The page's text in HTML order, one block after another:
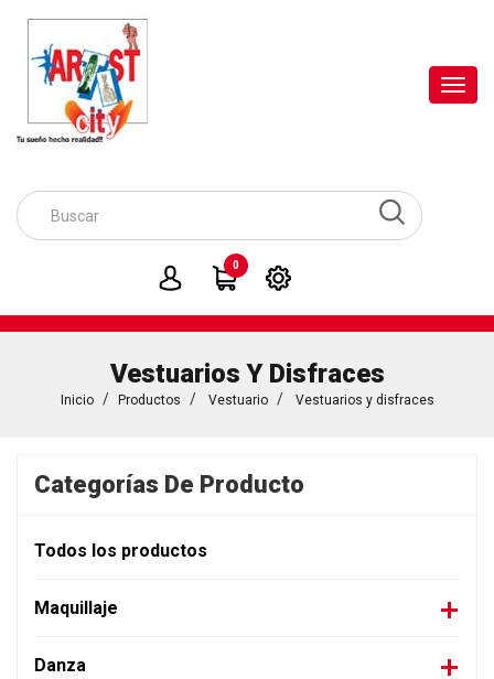
0
Vestuarios Y Disfraces
Inicio Productos Vestuario Vestuarios y disfraces
Categorías De Producto
Todos los productos
Maquillaje
Danza